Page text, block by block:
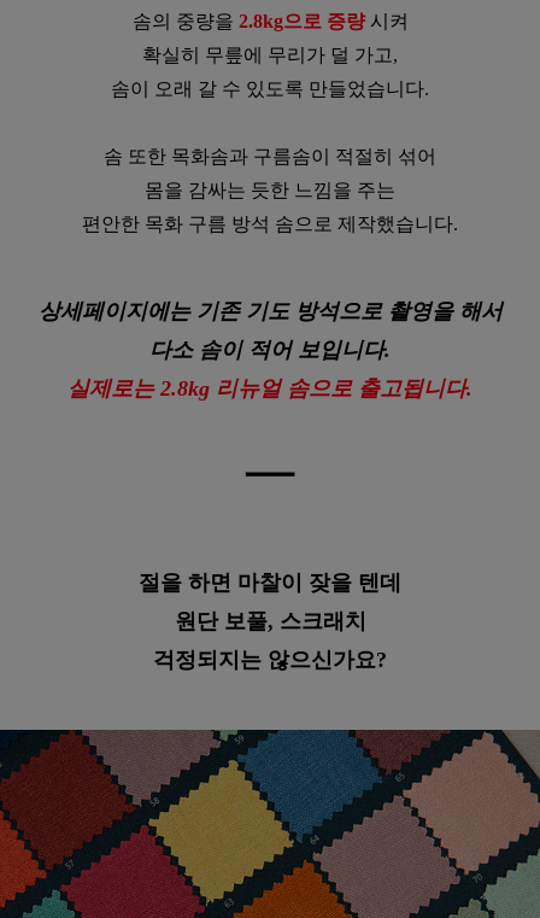
바솜
솜의 중량을 2.8kg으로 증량시켜
확실히 무릎에 무리가 덜 가고,
솜이 오래 갈 수 있도록 만들었습니다.
솜 또한 목화솜과 구름솜이 적절히 섞어
몸을 감싸는 듯한 느낌을 주는
편안한 목화 구름 방석 솜으로 제작했습니다.
상세페이지에는 기존 기도 방석으로 촬영을 해서
다소 솜이 적어 보입니다.
실제로는 2.8kg 리뉴얼 솜으로 출고됩니다.
━━━━
절을 하면 마찰이 잦을 텐데
원단 보풀, 스크래치
걱정되지는 않으신가요?